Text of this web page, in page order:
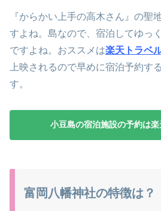
『からかい上手の高木さん』の聖
すよね。島なので、宿泊してゆっ
ですよね。おススメは楽天トラベ
上映されるので早めに宿泊予約す
す。
小豆島の宿泊施設の予約は
富岡八幡神社の特徴は？